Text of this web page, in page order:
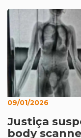
09/01/2026
Justiça
body